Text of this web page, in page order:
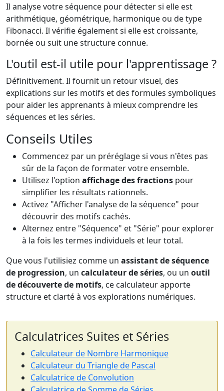
Il analyse votre séquence pour détecter si elle est
arithmétique, géométrique, harmonique ou de type
Fibonacci. Il vérifie également si elle est croissante,
bornée ou suit une structure connue.
L'outil est-il utile pour l'apprentissage ?
Définitivement. Il fournit un retour visuel, des
explications sur les motifs et des formules symboliques
pour aider les apprenants à mieux comprendre les
séquences et les séries.
Conseils Utiles
Commencez par un préréglage si vous n'êtes pas
sûr de la façon de formater votre ensemble.
Utilisez l'option affichage des fractions pour
simplifier les résultats rationnels.
Activez "Afficher l'analyse de la séquence" pour
découvrir des motifs cachés.
Alternez entre "Séquence" et "Série" pour explorer
à la fois les termes individuels et leur total.
Que vous l'utilisiez comme un assistant de séquence
de progression, un calculateur de séries, ou un outil
de découverte de motifs, ce calculateur apporte
structure et clarté à vos explorations numériques.
Calculatrices Suites et Séries
Calculateur de Nombre Harmonique
Calculateur du Triangle de Pascal
Calculatrice de Convolution